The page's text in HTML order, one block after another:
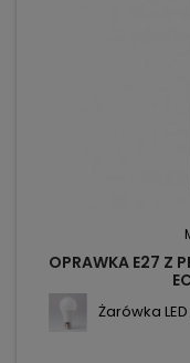
OPRAWKA E27 Z
Żarówka LED